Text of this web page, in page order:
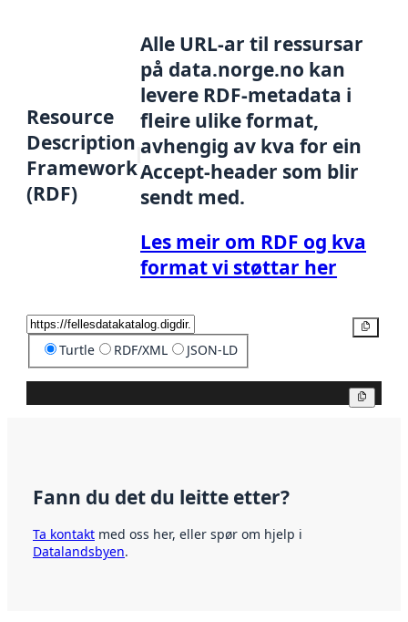
Resource
Description
Framework
(RDF)
Alle URL-ar til ressursar
på data.norge.no kan
levere RDF-metadata i
fleire ulike format,
avhengig av kva for ein
Accept-header som blir
sendt med.
Les meir om RDF og kva
format vi støttar her
Turtle RDF/XML JSON-LD
Fann du det du leitte etter?
Ta kontakt med oss her, eller spør om hjelp i
Datalandsbyen.